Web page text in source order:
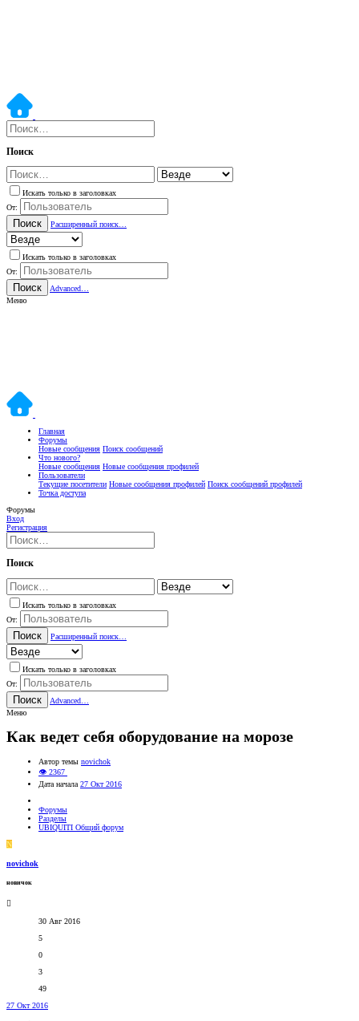
Поиск
Искать только в заголовках
От:
Поиск Расширенный поиск…
Искать только в заголовках
От:
Поиск
Advanced…
Меню
Главная
Форумы
Новые сообщения Поиск сообщений
Что нового?
Новые сообщения Новые сообщения профилей
Пользователи
Текущие посетители Новые сообщения профилей Поиск сообщений профилей
Точка доступа
Форумы
Вход
Регистрация
Поиск
Искать только в заголовках
От:
Поиск Расширенный поиск…
Искать только в заголовках
От:
Поиск
Advanced…
Меню
Как ведет себя оборудование на морозе
Автор темы novichok
👁 2367
Дата начала 27 Окт 2016
Форумы
Разделы
UBIQUITI Общий форум
N
novichok
новичок
30 Авг 2016
5
0
3
49
27 Окт 2016